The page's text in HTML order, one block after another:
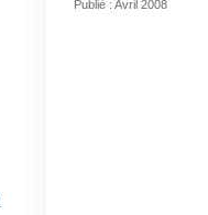
Publié : Avril 2008